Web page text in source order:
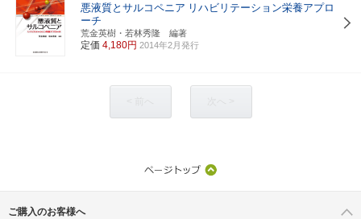
悪液質とサルコペニア リハビリテーション栄養アプロ
ーチ
荒金英樹・若林秀隆 編著
定価 4,180円 2014年2月発行
ご購入のお客様へ